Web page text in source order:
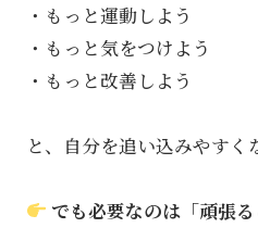
・もっと運動しよう
・もっと気をつけよう
・もっと改善しよう
と、自分を追い込みやすく
でも必要なのは「頑張